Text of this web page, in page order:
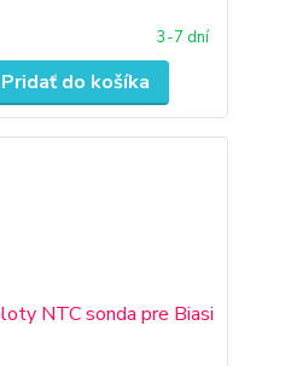
3-7 dní
Pridať do košíka